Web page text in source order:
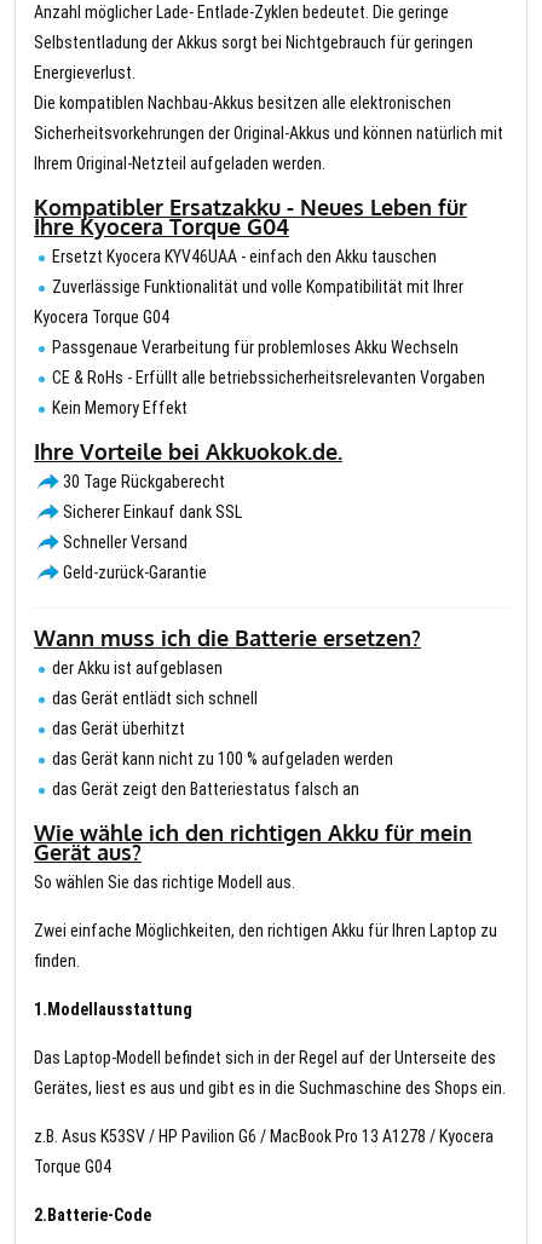
Anzahl möglicher Lade- Entlade-Zyklen bedeutet. Die geringe
Selbstentladung der Akkus sorgt bei Nichtgebrauch für geringen
Energieverlust.
Die kompatiblen Nachbau-Akkus besitzen alle elektronischen
Sicherheitsvorkehrungen der Original-Akkus und können natürlich mit
Ihrem Original-Netzteil aufgeladen werden.
Kompatibler Ersatzakku - Neues Leben für
Ihre Kyocera Torque G04
Ersetzt Kyocera KYV46UAA - einfach den Akku tauschen
Zuverlässige Funktionalität und volle Kompatibilität mit Ihrer
Kyocera Torque G04
Passgenaue Verarbeitung für problemloses Akku Wechseln
CE & RoHs - Erfüllt alle betriebssicherheitsrelevanten Vorgaben
Kein Memory Effekt
Ihre Vorteile bei Akkuokok.de.
30 Tage Rückgaberecht
Sicherer Einkauf dank SSL
Schneller Versand
Geld-zurück-Garantie
Wann muss ich die Batterie ersetzen?
der Akku ist aufgeblasen
das Gerät entlädt sich schnell
das Gerät überhitzt
das Gerät kann nicht zu 100 % aufgeladen werden
das Gerät zeigt den Batteriestatus falsch an
Wie wähle ich den richtigen Akku für mein
Gerät aus?
So wählen Sie das richtige Modell aus.
Zwei einfache Möglichkeiten, den richtigen Akku für Ihren Laptop zu
finden.
1.Modellausstattung
Das Laptop-Modell befindet sich in der Regel auf der Unterseite des
Gerätes, liest es aus und gibt es in die Suchmaschine des Shops ein.
z.B. Asus K53SV / HP Pavilion G6 / MacBook Pro 13 A1278 / Kyocera
Torque G04
2.Batterie-Code